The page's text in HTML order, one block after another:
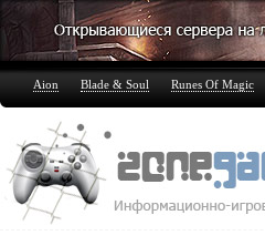
Aion Blade & Soul Runes Of Magic